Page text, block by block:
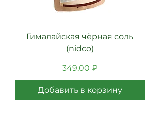
Гималайская чёрная соль
(nidco)
Цена
349,00 ₽
Добавить в корзину